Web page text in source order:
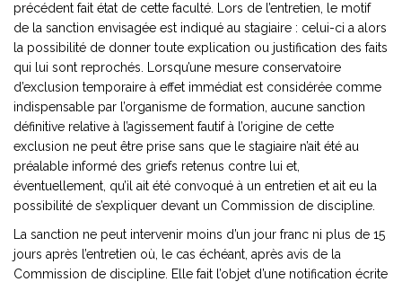
précédent fait état de cette faculté. Lors de l’entretien, le motif
de la sanction envisagée est indiqué au stagiaire : celui-ci a alors
la possibilité de donner toute explication ou justification des faits
qui lui sont reprochés. Lorsqu’une mesure conservatoire
d’exclusion temporaire à effet immédiat est considérée comme
indispensable par l’organisme de formation, aucune sanction
définitive relative à l’agissement fautif à l’origine de cette
exclusion ne peut être prise sans que le stagiaire n’ait été au
préalable informé des griefs retenus contre lui et,
éventuellement, qu’il ait été convoqué à un entretien et ait eu la
possibilité de s’expliquer devant un Commission de discipline.
La sanction ne peut intervenir moins d’un jour franc ni plus de 15
jours après l’entretien où, le cas échéant, après avis de la
Commission de discipline. Elle fait l’objet d’une notification écrite